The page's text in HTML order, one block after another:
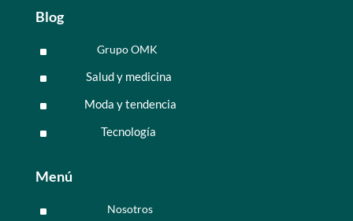
Blog
^ Grupo OMK
^ Salud y medicina
^ Moda y tendencia
^ Tecnología
Menú
^ Nosotros